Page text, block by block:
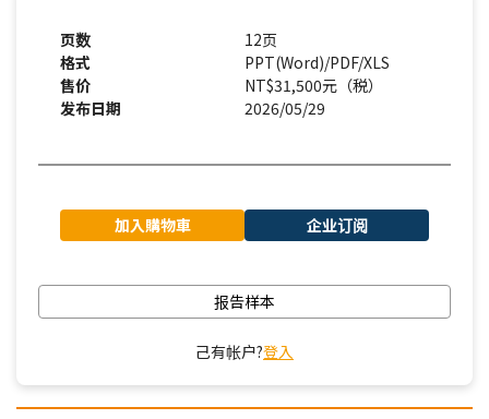
页数
12页
格式
PPT(Word)/PDF/XLS
售价
NT$31,500元（税）
发布日期
2026/05/29
加入購物車 企业订阅
报告样本
己有帐户?登入